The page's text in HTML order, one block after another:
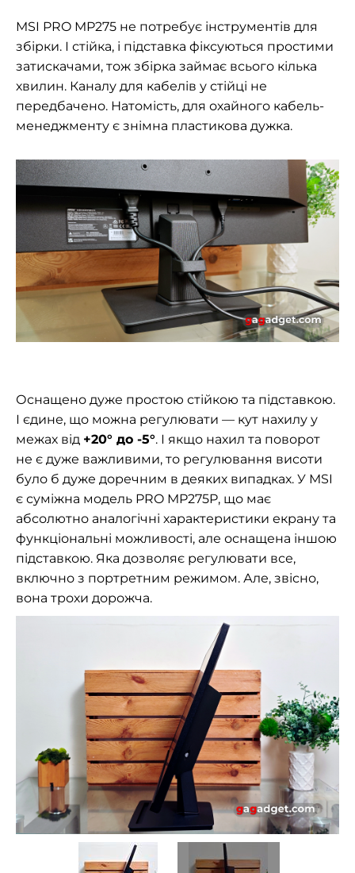
MSI PRO MP275 не потребує інструментів для
збірки. І стійка, і підставка фіксуються простими
затискачами, тож збірка займає всього кілька
хвилин. Каналу для кабелів у стійці не
передбачено. Натомість, для охайного кабель-
менеджменту є знімна пластикова дужка.
Оснащено дуже простою стійкою та підставкою.
І єдине, що можна регулювати — кут нахилу у
межах від +20° до -5°. І якщо нахил та поворот
не є дуже важливими, то регулювання висоти
було б дуже доречним в деяких випадках. У MSI
є суміжна модель PRO MP275P, що має
абсолютно аналогічні характеристики екрану та
функціональні можливості, але оснащена іншою
підставкою. Яка дозволяє регулювати все,
включно з портретним режимом. Але, звісно,
вона трохи дорожча.